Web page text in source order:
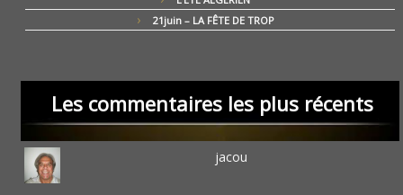
21juin – LA FÊTE DE TROP
Les commentaires les plus récents
jacou